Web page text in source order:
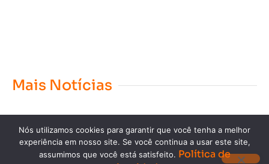
Mais Notícias
Nós utilizamos cookies para garantir que você tenha a melhor
experiência em nosso site. Se você continua a usar este site,
assumimos que você está satisfeito. Política de